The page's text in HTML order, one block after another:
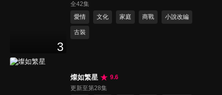
3
全42集
愛情
文化 家庭 商戰 小說改編
古裝
燦如繁星
9.6
更新至第28集